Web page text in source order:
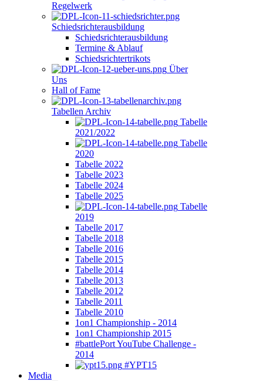
Regelwerk
Schiedsrichterausbildung
Schiedsrichterausbildung
Termine & Ablauf
Schiedsrichtertrikots
Über
Uns
Hall of Fame
Tabellen Archiv
Tabelle
2021/2022
Tabelle
2020
Tabelle 2022
Tabelle 2023
Tabelle 2024
Tabelle 2025
Tabelle
2019
Tabelle 2017
Tabelle 2018
Tabelle 2016
Tabelle 2015
Tabelle 2014
Tabelle 2013
Tabelle 2012
Tabelle 2011
Tabelle 2010
1on1 Championship - 2014
1on1 Championship 2015
#battlePort YouTube Challenge -
2014
#YPT15
Media